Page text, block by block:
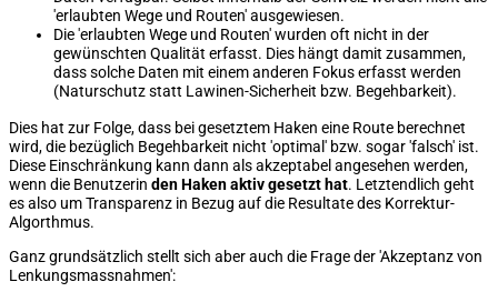
'erlaubten Wege und Routen' ausgewiesen.
Die 'erlaubten Wege und Routen' wurden oft nicht in der
gewünschten Qualität erfasst. Dies hängt damit zusammen,
dass solche Daten mit einem anderen Fokus erfasst werden
(Naturschutz statt Lawinen-Sicherheit bzw. Begehbarkeit).
Dies hat zur Folge, dass bei gesetztem Haken eine Route berechnet
wird, die bezüglich Begehbarkeit nicht 'optimal' bzw. sogar 'falsch' ist.
Diese Einschränkung kann dann als akzeptabel angesehen werden,
wenn die Benutzerin den Haken aktiv gesetzt hat. Letztendlich geht
es also um Transparenz in Bezug auf die Resultate des Korrektur-
Algorthmus.
Ganz grundsätzlich stellt sich aber auch die Frage der 'Akzeptanz von
Lenkungsmassnahmen':